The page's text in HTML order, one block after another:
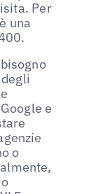
Per
una
e
o